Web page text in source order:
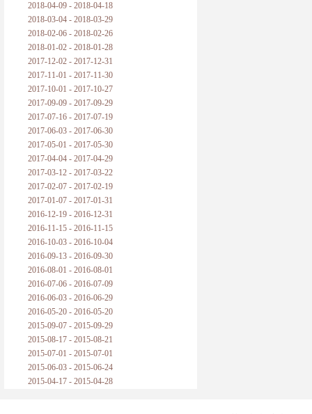
2018-04-09 - 2018-04-18
2018-03-04 - 2018-03-29
2018-02-06 - 2018-02-26
2018-01-02 - 2018-01-28
2017-12-02 - 2017-12-31
2017-11-01 - 2017-11-30
2017-10-01 - 2017-10-27
2017-09-09 - 2017-09-29
2017-07-16 - 2017-07-19
2017-06-03 - 2017-06-30
2017-05-01 - 2017-05-30
2017-04-04 - 2017-04-29
2017-03-12 - 2017-03-22
2017-02-07 - 2017-02-19
2017-01-07 - 2017-01-31
2016-12-19 - 2016-12-31
2016-11-15 - 2016-11-15
2016-10-03 - 2016-10-04
2016-09-13 - 2016-09-30
2016-08-01 - 2016-08-01
2016-07-06 - 2016-07-09
2016-06-03 - 2016-06-29
2016-05-20 - 2016-05-20
2015-09-07 - 2015-09-29
2015-08-17 - 2015-08-21
2015-07-01 - 2015-07-01
2015-06-03 - 2015-06-24
2015-04-17 - 2015-04-28